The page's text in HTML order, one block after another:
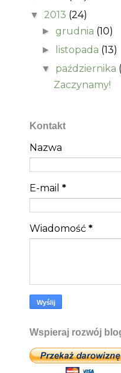
▼ 2013 (24)
► grudnia (10)
► listopada (13)
▼ października
Zaczynamy!
Kontakt
Nazwa
E-mail *
Wiadomość *
Wspieraj rozwój